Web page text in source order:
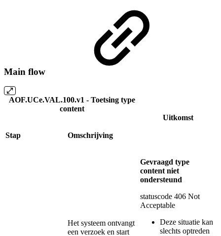
Main flow
AOF.UCe.VAL.100.v1 - Toetsing type
content
Uitkomst
Stap Omschrijving
Het systeem ontvangt
een verzoek en start
Gevraagd type
content niet
ondersteund
statuscode 406 Not
Acceptable
Deze situatie kan
slechts optreden